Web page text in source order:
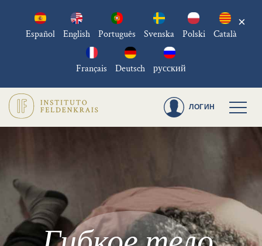
Español English Português Svenska Polski Català
Français Deutsch русский
×
ЛОГИН